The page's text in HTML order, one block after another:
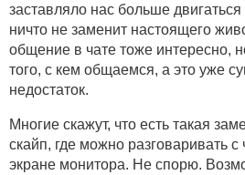
заставляло нас больше
ничто не заменит настоящего
общение в чате тоже интересно,
того, с кем общаемся, а это уже
недостаток.
Многие скажут, что есть такая
скайп, где можно разговаривать
экране монитора. Не спорю.